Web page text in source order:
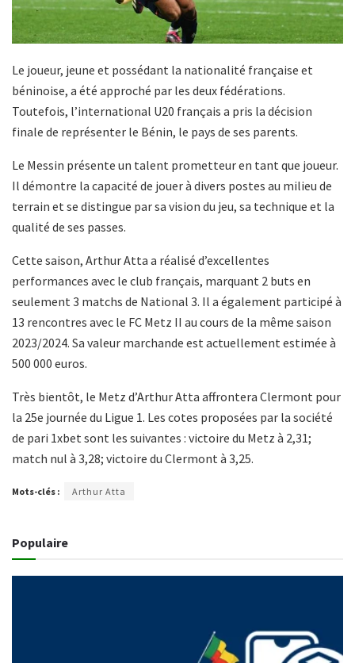
Le joueur, jeune et possédant la nationalité française et
béninoise, a été approché par les deux fédérations.
Toutefois, l’international U20 français a pris la décision
finale de représenter le Bénin, le pays de ses parents.
Le Messin présente un talent prometteur en tant que joueur.
Il démontre la capacité de jouer à divers postes au milieu de
terrain et se distingue par sa vision du jeu, sa technique et la
qualité de ses passes.
Cette saison, Arthur Atta a réalisé d’excellentes
performances avec le club français, marquant 2 buts en
seulement 3 matchs de National 3. Il a également participé à
13 rencontres avec le FC Metz II au cours de la même saison
2023/2024. Sa valeur marchande est actuellement estimée à
500 000 euros.
Très bientôt, le Metz d’Arthur Atta affrontera Clermont pour
la 25e journée du Ligue 1. Les cotes proposées par la société
de pari 1xbet sont les suivantes : victoire du Metz à 2,31;
match nul à 3,28; victoire du Clermont à 3,25.
Mots-clés : Arthur Atta
Populaire